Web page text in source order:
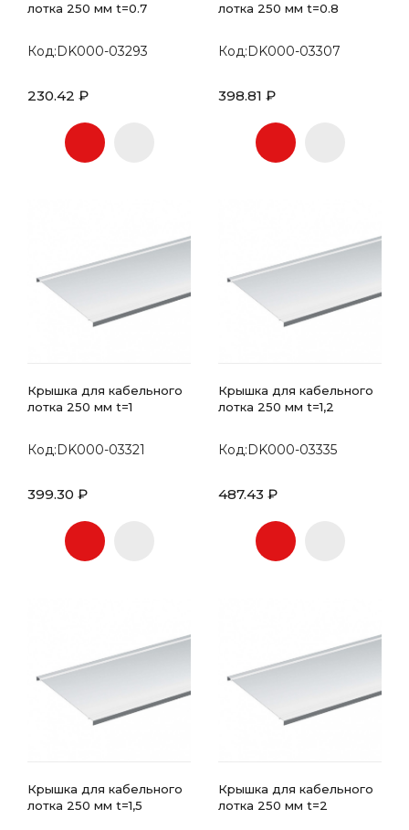
лотка 250 мм t=0.7
Код:DK000-03293
230.42 ₽
лотка 250 мм t=0.8
Код:DK000-03307
398.81 ₽
Крышка для кабельного
лотка 250 мм t=1
Код:DK000-03321
399.30 ₽
Крышка для кабельного
лотка 250 мм t=1,2
Код:DK000-03335
487.43 ₽
Крышка для кабельного
лотка 250 мм t=1,5
Крышка для кабельного
лотка 250 мм t=2